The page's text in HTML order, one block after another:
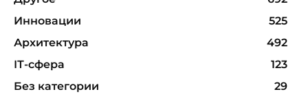
Инновации
525
Архитектура
492
ІТ-сфера
123
Без категории
29